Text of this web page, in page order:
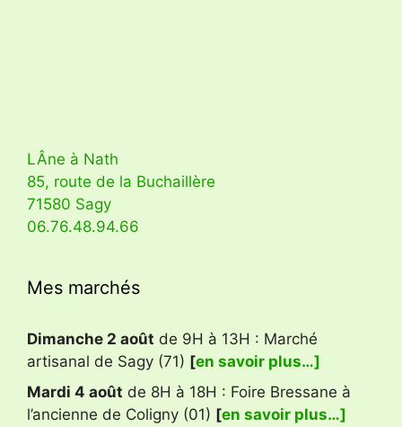
LÂne à Nath
85, route de la Buchaillère
71580 Sagy
06.76.48.94.66
Mes marchés
Dimanche 2 août de 9H à 13H : Marché
artisanal de Sagy (71) [en savoir plus…]
Mardi 4 août de 8H à 18H : Foire Bressane à
l’ancienne de Coligny (01) [en savoir plus…]